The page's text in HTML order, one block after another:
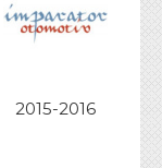
2015-2016